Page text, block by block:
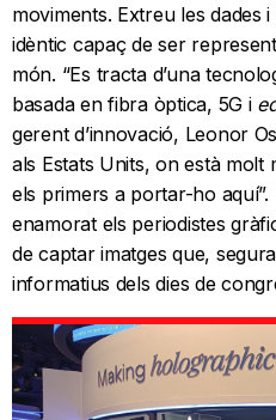
moviments. Extreu les dades
idèntic capaç de ser
món. “Es tracta d’una
basada en fibra òptica, 5G i
gerent d’innovació, Leonor
als Estats Units, on està molt
els primers a portar-ho
enamorat els periodistes
de captar imatges que,
informatius dels dies de